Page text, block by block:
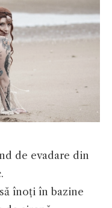
de evadare din
înoți în bazine